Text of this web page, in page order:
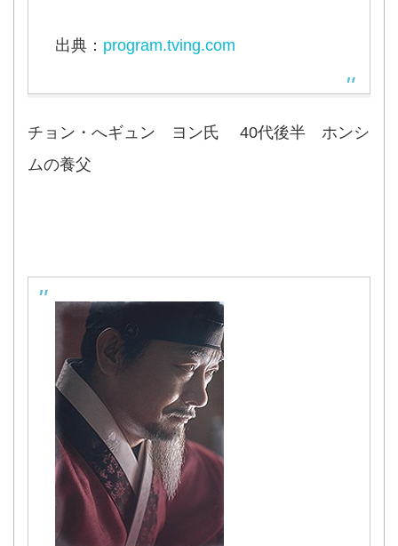
出典： program.tving.com
チョン・へギュン ヨン氏 40代後半 ホンシ
ムの養父